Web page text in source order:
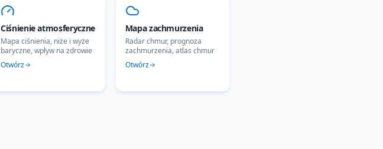
Ciśnienie atmosferyczne
Mapa ciśnienia, niże i wyże
baryczne, wpływ na zdrowie
Otwórz
Mapa zachmurzenia
Radar chmur, prognoza
zachmurzenia, atlas chmur
Otwórz